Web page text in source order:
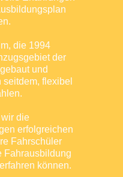
die 1994
der
und
flexibel
die
erfolgreichen
Fahrschüler
Fahrausbildung
können.